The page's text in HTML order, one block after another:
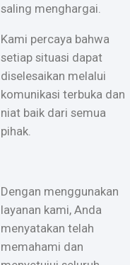
saling menghargai.
Kami percaya bahwa
setiap situasi dapat
diselesaikan melalui
komunikasi terbuka dan
niat baik dari semua
pihak.
Dengan menggunakan
layanan kami, Anda
menyatakan telah
memahami dan